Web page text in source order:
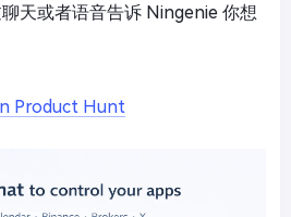
天或者语音告诉 Ningenie 你想
Product Hunt